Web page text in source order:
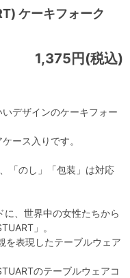
ケーキフォーク
1,375円(税込)
デザインのケーキフォー
ース入りです。
「のし」「包装」は対応
に、世界中の女性たちから
」。
を表現したテーブルウェア
のテーブルウェアコ